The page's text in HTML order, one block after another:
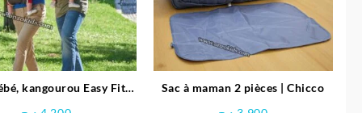
kangourou Easy Fit –
Sac à maman 2 pièces | Chicco